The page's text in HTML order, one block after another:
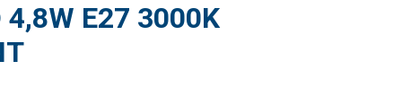
4,8W E27 3000K